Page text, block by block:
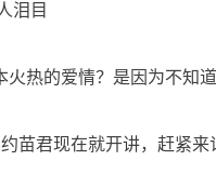
泪目
热的爱情？是因为不知
苗君现在就开讲，赶紧来